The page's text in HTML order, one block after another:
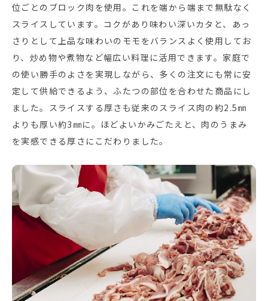
位ごとのブロック肉を使用。これを端から端まで無駄なく
スライスしています。コクがあり味わい深いカタと、あっ
さりとして上品な味わいのモモをバランスよく使用してお
り、炒め物や煮物など幅広い料理に活用できます。家庭で
の使い勝手のよさを実現しながら、多くの注文にも常に安
定して供給できるよう、ふたつの部位を合わせた商品にし
ました。スライスする厚さも従来のスライス肉の約2.5㎜
よりも厚い約3㎜に。ほどよいかみごたえと、肉のうまみ
を実感できる厚さにこだわりました。